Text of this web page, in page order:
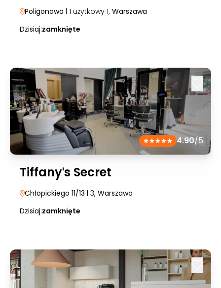
Poligonowa | 1 użytkowy 1, Warszawa
Dzisiaj:zamknięte
4.90/5
Tiffanyˈs Secret
Chłopickiego 11/13 | 3, Warszawa
Dzisiaj:zamknięte